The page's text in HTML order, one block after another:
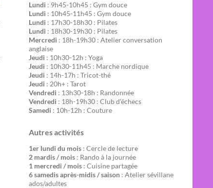
Lundi : 9h45-10h45 : Gym douce
Lundi : 10h45-11h45 : Gym douce
Lundi : 17h30-18h30 : Pilates
Lundi : 18h30-19h30 : Pilates
Mercredi : 18h-19h30 : Atelier conversation
anglaise
Jeudi : 10h30-12h : Yoga
Jeudi : 10h30-11h45 : Marche nordique
Jeudi : 14h-17h : Tricot-thé
Jeudi : 20h+ : Tarot
Vendredi : 13h30-18h : Randonnée
Vendredi : 18h-19h30 : Club d'échecs
Samedi : 10h-12h : Couture
Autres activités
1er lundi du mois : Cercle de lecture
2 mardis / mois : Rando à la journée
1 mercredi / mois : Cuisine partagée
6 samedis après-midis / saison : Atelier sévillane
ados/adultes